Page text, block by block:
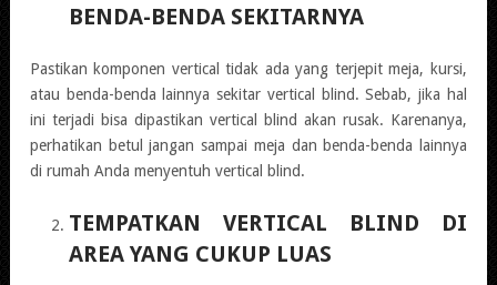
BENDA-BENDA SEKITARNYA
Pastikan komponen vertical tidak ada yang terjepit meja, kursi,
atau benda-benda lainnya sekitar vertical blind. Sebab, jika hal
ini terjadi bisa dipastikan vertical blind akan rusak. Karenanya,
perhatikan betul jangan sampai meja dan benda-benda lainnya
di rumah Anda menyentuh vertical blind.
TEMPATKAN VERTICAL BLIND DI
AREA YANG CUKUP LUAS